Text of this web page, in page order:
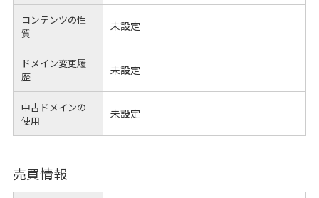
コンテンツの性
質
未設定
ドメイン変更履
歴
未設定
中古ドメインの
使用
未設定
売買情報